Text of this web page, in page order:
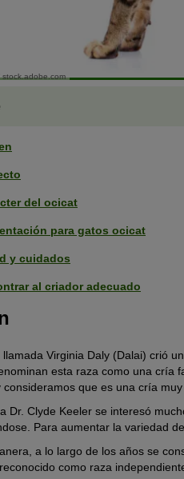
del ocicat
para gatos ocicat
y cuidados
al criador adecuado
llamada Virginia Daly (Dalai) crió
esta raza como una cría
consideramos que es una cría muy
Dr. Clyde Keeler se interesó
Para aumentar la variedad
a lo largo de los años se
como raza